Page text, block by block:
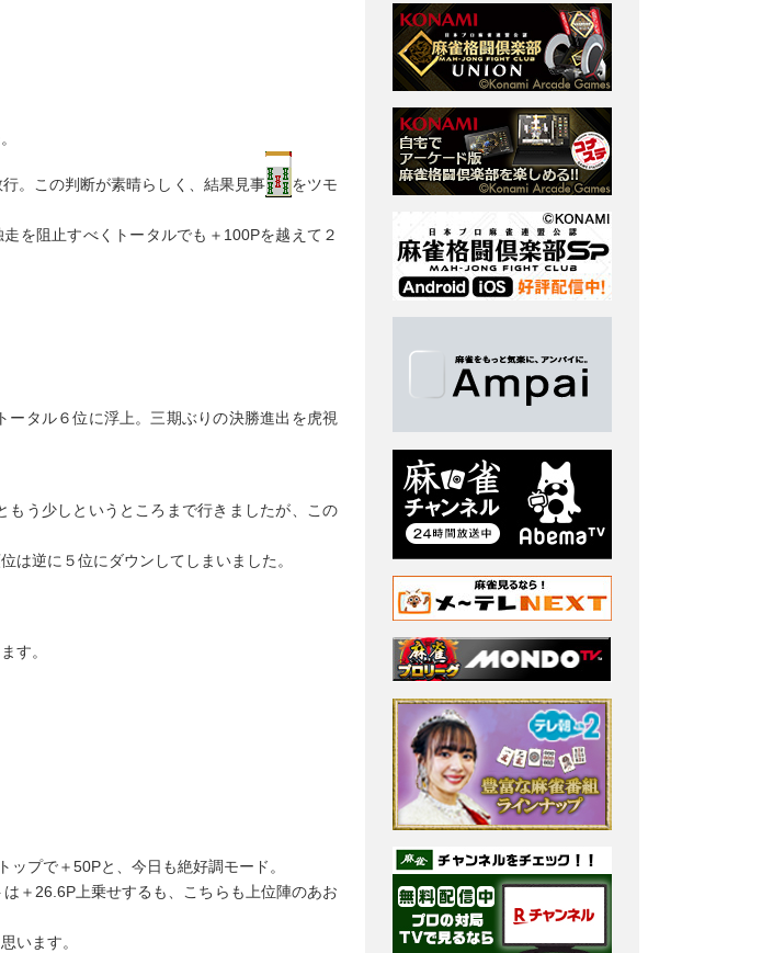
。この判断が素晴らしく、結果見事
をツモ
を阻止すべくトータルでも＋100Pを越えて２
タル６位に浮上。三期ぶりの決勝進出を虎視
う少しというところまで行きましたが、この
は逆に５位にダウンしてしまいました。
す。
ップで＋50Pと、今日も絶好調モード。
＋26.6P上乗せするも、こちらも上位陣のあお
います。